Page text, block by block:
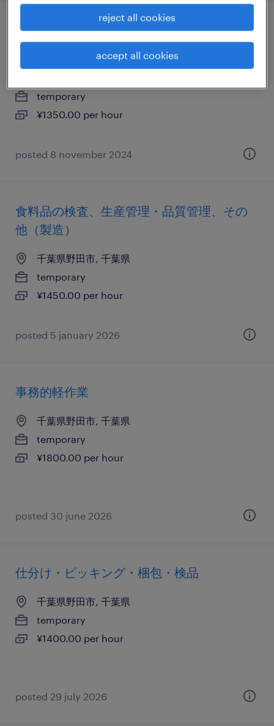
建設・設備の組立・部品加工、検査、その
他（製造）
temporary
¥1350.00 per hour
posted 8 november 2024
食料品の検査、生産管理・品質管理、その
他（製造）
千葉県野田市, 千葉県
temporary
¥1450.00 per hour
posted 5 january 2026
事務的軽作業
千葉県野田市, 千葉県
temporary
¥1800.00 per hour
posted 30 june 2026
仕分け・ピッキング・梱包・検品
千葉県野田市, 千葉県
temporary
¥1400.00 per hour
posted 29 july 2026
reject all cookies
accept all cookies